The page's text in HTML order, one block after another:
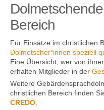
Bereich
Für Einsätze im christlichen
Dolmetscher*innen speziell
Eine Übersicht, wer von
erhalten Mitglieder in der
Weitere
christlichen Bereich finden
CREDO